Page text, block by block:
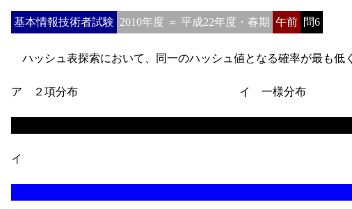
基本情報技術者試験 2010年度 ＝ 平成22年度・春期 午前 問6
ハッシュ表探索において、同一のハッシュ値となる確率が最も低
ア ２項分布 イ 一様分布
イ